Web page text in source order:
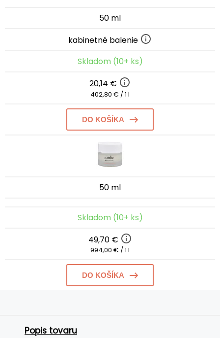
50 ml
kabinetné balenie
Skladom (10+ ks)
20,14 €
402,80 € / 1 l
DO KOŠÍKA
50 ml
Skladom (10+ ks)
49,70 €
994,00 € / 1 l
DO KOŠÍKA
Popis tovaru